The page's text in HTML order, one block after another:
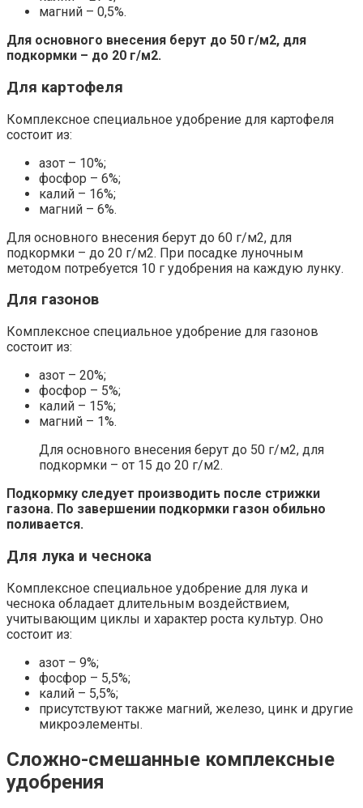
магний – 0,5%.
Для основного внесения берут до 50 г/м2, для
подкормки – до 20 г/м2.
Для картофеля
Комплексное специальное удобрение для картофеля
состоит из:
азот – 10%;
фосфор – 6%;
калий – 16%;
магний – 6%.
Для основного внесения берут до 60 г/м2, для
подкормки – до 20 г/м2. При посадке луночным
методом потребуется 10 г удобрения на каждую лунку.
Для газонов
Комплексное специальное удобрение для газонов
состоит из:
азот – 20%;
фосфор – 5%;
калий – 15%;
магний – 1%.
Для основного внесения берут до 50 г/м2, для
подкормки – от 15 до 20 г/м2.
Подкормку следует производить после стрижки
газона. По завершении подкормки газон обильно
поливается.
Для лука и чеснока
Комплексное специальное удобрение для лука и
чеснока обладает длительным воздействием,
учитывающим циклы и характер роста культур. Оно
состоит из:
азот – 9%;
фосфор – 5,5%;
калий – 5,5%;
присутствуют также магний, железо, цинк и другие
микроэлементы.
Сложно-смешанные комплексные
удобрения